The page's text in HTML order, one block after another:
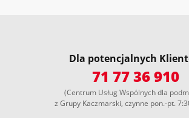
Dla potencjalnych
71 77 36 910
(Centrum Usług Wspólnych dla
z Grupy Kaczmarski, czynne pon.-pt.